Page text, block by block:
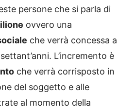
persone che si parla di
ovvero una
che verrà concessa a
L’incremento è
che verrà corrisposto in
del soggetto e alle
al momento della